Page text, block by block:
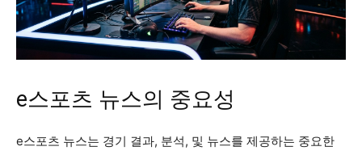
e스포츠 뉴스의 중요성
e스포츠 뉴스는 경기 결과, 분석, 및 뉴스를 제공하는 중요한